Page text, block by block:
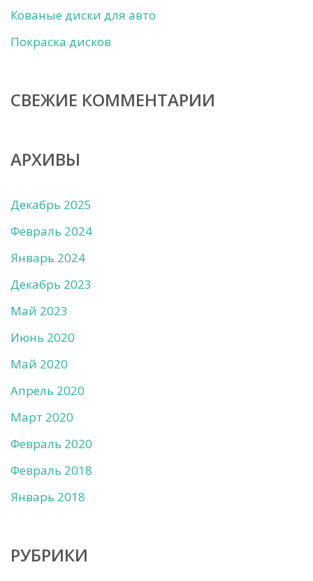
Кованые диски для авто
Покраска дисков
СВЕЖИЕ КОММЕНТАРИИ
АРХИВЫ
Декабрь 2025
Февраль 2024
Январь 2024
Декабрь 2023
Май 2023
Июнь 2020
Май 2020
Апрель 2020
Март 2020
Февраль 2020
Февраль 2018
Январь 2018
РУБРИКИ